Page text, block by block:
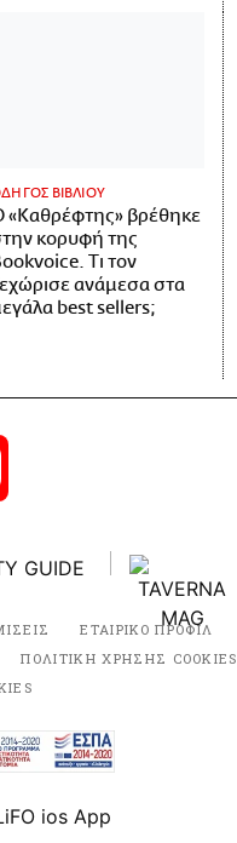
ΒΙΒΛΙΟΥ
«Καθρέφτης» βρέθηκε
κορυφή της
Τι τον
ανάμεσα στα
best sellers;
ΕΤΑΙΡΙΚΟ ΠΡΟΦΙΛ
ΠΟΛΙΤΙΚΗ ΧΡΗΣΗΣ COOKIES